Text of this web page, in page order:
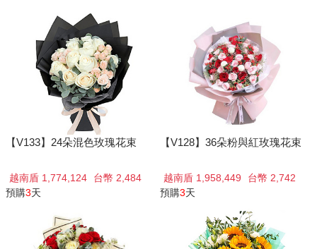
【V133】24朵混色玫瑰花束
越南盾 1,774,124
台幣 2,484
預購3天
【V128】36朵粉與紅玫瑰花束
越南盾 1,958,449
台幣 2,742
預購3天